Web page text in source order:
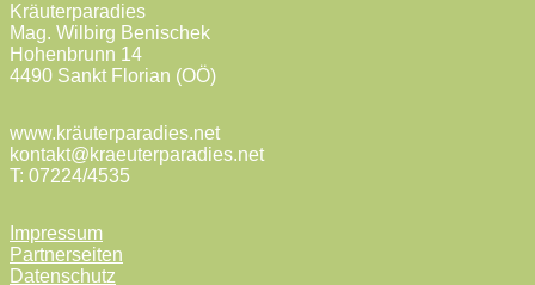
Kräuterparadies
Mag. Wilbirg Benischek
Hohenbrunn 14
4490 Sankt Florian (OÖ)
www.kräuterparadies.net
kontakt@kraeuterparadies.net
T: 07224/4535
Impressum
Partnerseiten
Datenschutz